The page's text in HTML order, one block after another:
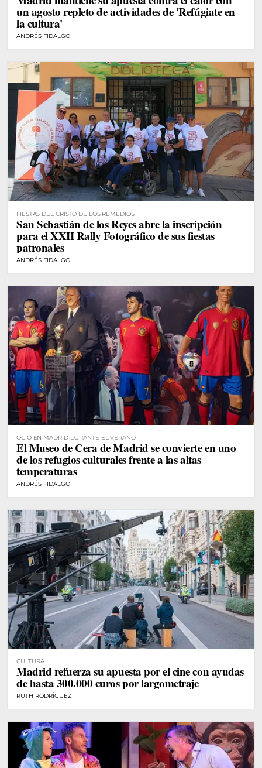
un agosto repleto de actividades de 'Refúgiate en
la cultura'
ANDRÉS FIDALGO
FIESTAS DEL CRISTO DE LOS REMEDIOS
San Sebastián de los Reyes abre la inscripción
para el XXII Rally Fotográfico de sus fiestas
patronales
ANDRÉS FIDALGO
OCIO EN MADRID DURANTE EL VERANO
El Museo de Cera de Madrid se convierte en uno
de los refugios culturales frente a las altas
temperaturas
ANDRÉS FIDALGO
CULTURA
Madrid refuerza su apuesta por el cine con ayudas
de hasta 300.000 euros por largometraje
RUTH RODRÍGUEZ